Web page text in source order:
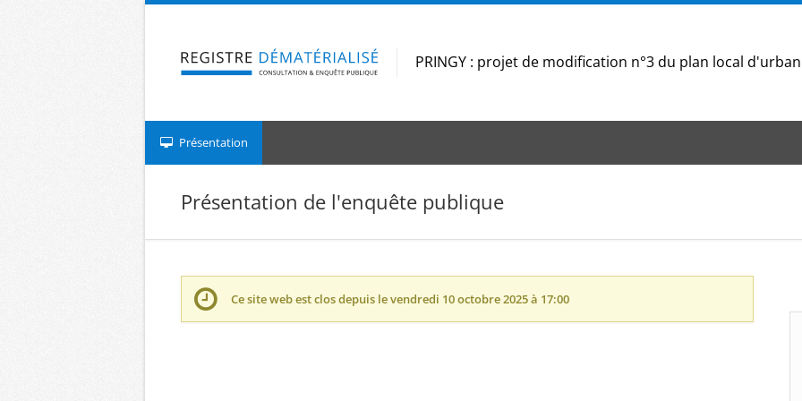
Aller au contenu
PRINGY : projet de modification n°3 du plan local
Présentation
Présentation de l'enquête publique
Ce site web est clos depuis levendredi 10 octobre 2025 à 17:00